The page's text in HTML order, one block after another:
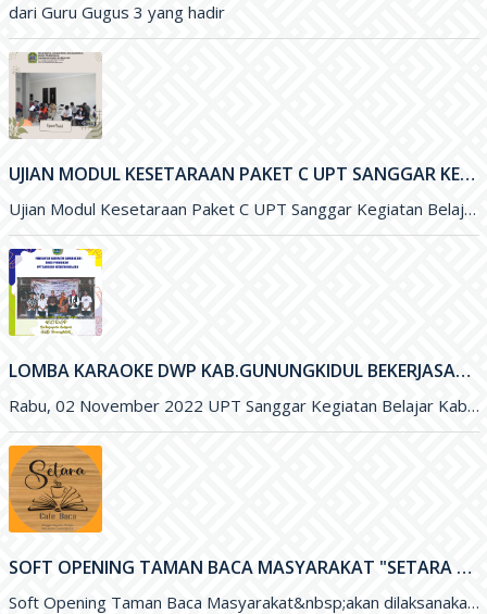
dari Guru Gugus 3 yang hadir
UJIAN MODUL KESETARAAN PAKET C UPT SANGGAR KEGIATAN BELAJAR GUNUNGKIDUL
Ujian Modul Kesetaraan Paket C UPT Sanggar Kegiatan Belajar Gunungkidul
LOMBA KARAOKE DWP KAB.GUNUNGKIDUL BEKERJASAMA DENGAN SKB KAB.GUNUNGKIDUL DALAM RANGKA HUT DWP KE 23 TAHUN 2022
Rabu, 02 November 2022 UPT Sanggar Kegiatan Belajar Kabupaten Gunungkidul bekerja sama dengan Dharma Wanita Persatuan Kabupaten Gunungkidul mengadakan Lomba
SOFT OPENING TAMAN BACA MASYARAKAT "SETARA CAFE BACA"
Soft Opening Taman Baca Masyarakat&nbsp;akan